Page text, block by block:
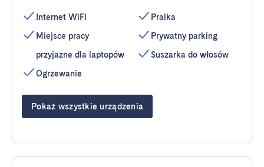
Internet WiFi
Miejsce pracy
przyjazne dla laptopów
Ogrzewanie
Pralka
Prywatny parking
Suszarka do włosów
Pokaż wszystkie urządzenia